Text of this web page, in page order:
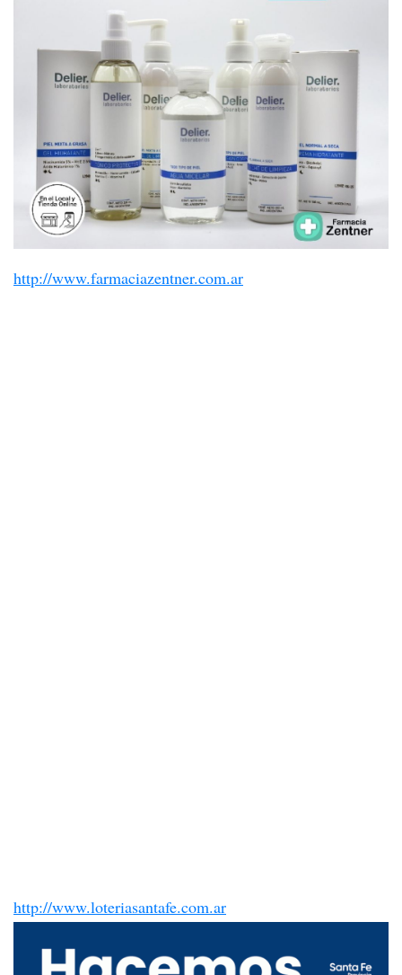
http://www.farmaciazentner.com.ar
http://www.loteriasantafe.com.ar